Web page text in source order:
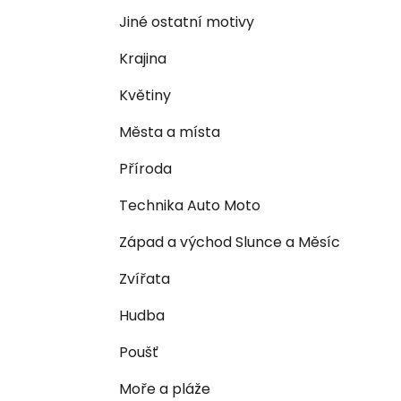
Jiné ostatní motivy
Krajina
Květiny
Města a místa
Příroda
Technika Auto Moto
Západ a východ Slunce a Měsíc
Zvířata
Hudba
Poušť
Moře a pláže